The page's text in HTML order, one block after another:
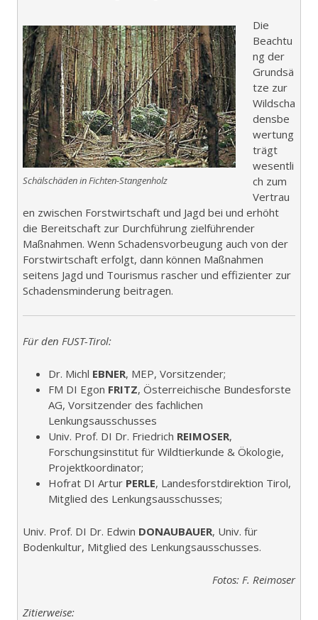
Schälschäden in Fichten-Stangenholz
Die
Beachtu
ng der
Grundsä
tze zur
Wildscha
densbe
wertung
trägt
wesentli
ch zum
Vertrau
en zwischen Forstwirtschaft und Jagd bei und erhöht
die Bereitschaft zur Durchführung zielführender
Maßnahmen. Wenn Schadensvorbeugung auch von der
Forstwirtschaft erfolgt, dann können Maßnahmen
seitens Jagd und Tourismus rascher und effizienter zur
Schadensminderung beitragen.
Für den FUST-Tirol:
Dr. Michl EBNER, MEP, Vorsitzender;
FM DI Egon FRITZ, Österreichische Bundesforste
AG, Vorsitzender des fachlichen
Lenkungsausschusses
Univ. Prof. DI Dr. Friedrich REIMOSER,
Forschungsinstitut für Wildtierkunde & Ökologie,
Projektkoordinator;
Hofrat DI Artur PERLE, Landesforstdirektion Tirol,
Mitglied des Lenkungsausschusses;
Univ. Prof. DI Dr. Edwin DONAUBAUER, Univ. für
Bodenkultur, Mitglied des Lenkungsausschusses.
Fotos: F. Reimoser
Zitierweise: